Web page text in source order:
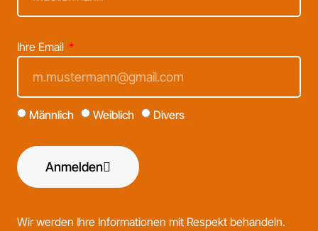
Ihre Email
Männlich Weiblich Divers
Anmelden
Wir werden Ihre Informationen mit Respekt behandeln.